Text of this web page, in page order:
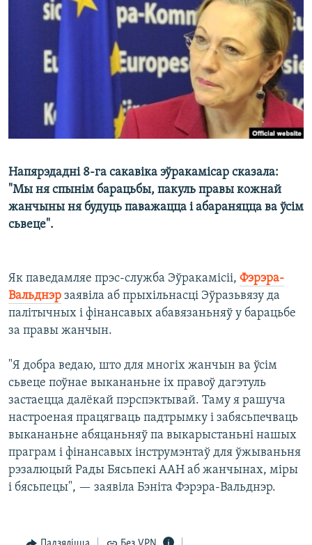
КУЛЬТУРА
МОВА
Напярэдадні 8-га сакавіка эўракамісар сказала:
"Мы ня спынім барацьбы, пакуль правы кожнай
жанчыны ня будуць паважацца і абараняцца ва ўсім
сьвеце".
Як паведамляе прэс-служба Эўракамісіі, Фэрэра-
Вальднэр заявіла аб прыхільнасці Эўразьвязу да
палітычных і фінансавых абавязаньняў у барацьбе
за правы жанчын.
"Я добра ведаю, што для многіх жанчын ва ўсім
сьвеце поўнае выкананьне іх правоў дагэтуль
застаецца далёкай пэрспэктывай. Таму я рашуча
настроеная працягваць падтрымку і забясьпечваць
выкананьне абяцаньняў па выкарыстаньні нашых
праграм і фінансавых інструмэнтаў для ўжываньня
рэзалюцый Рады Бясьпекі ААН аб жанчынах, міры
і бясьпецы", — заявіла Бэніта Фэрэра-Вальднэр.